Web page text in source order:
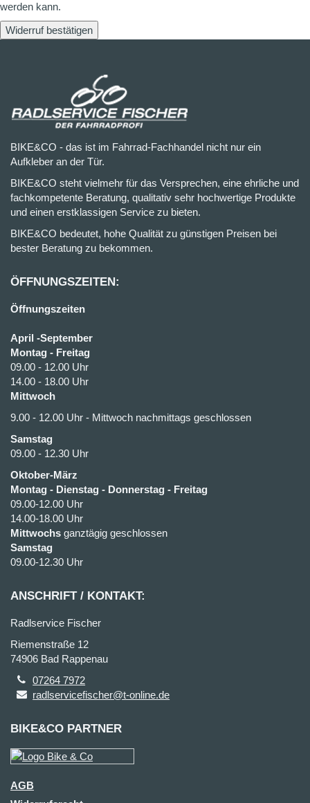
werden kann.
Widerruf bestätigen
BIKE&CO - das ist im Fahrrad-Fachhandel nicht nur ein
Aufkleber an der Tür.
BIKE&CO steht vielmehr für das Versprechen, eine ehrliche und
fachkompetente Beratung, qualitativ sehr hochwertige Produkte
und einen erstklassigen Service zu bieten.
BIKE&CO bedeutet, hohe Qualität zu günstigen Preisen bei
bester Beratung zu bekommen.
ÖFFNUNGSZEITEN:
Öffnungszeiten
April -September
Montag - Freitag
09.00 - 12.00 Uhr
14.00 - 18.00 Uhr
Mittwoch
9.00 - 12.00 Uhr - Mittwoch nachmittags geschlossen
Samstag
09.00 - 12.30 Uhr
Oktober-März
Montag - Dienstag - Donnerstag - Freitag
09.00-12.00 Uhr
14.00-18.00 Uhr
Mittwochs ganztägig geschlossen
Samstag
09.00-12.30 Uhr
ANSCHRIFT / KONTAKT:
Radlservice Fischer
Riemenstraße 12
74906 Bad Rappenau
07264 7972
radlservicefischer@t-online.de
BIKE&CO PARTNER
AGB